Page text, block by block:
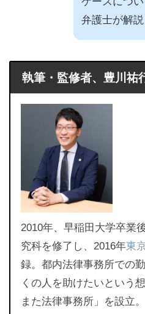
弁護士が解説
執筆・監修者、豊川祐
2010年、早稲田大学卒業
究科を修了し、2016年東
録。都内法律事務所での
くの人を助けたいという
また法律事務所」を設立。